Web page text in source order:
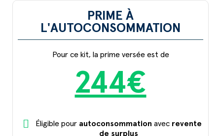
PRIME À
L'AUTOCONSOMMATION
Pour ce kit, la prime versée est de
244€
Éligible pour autoconsommation avec revente
de surplus